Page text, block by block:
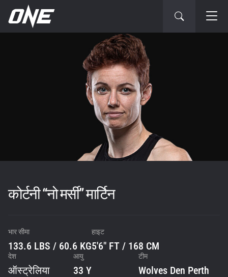
कोर्टनी “नो मर्सी” मार्टिन
भार सीमा
133.6 LBS / 60.6 KG
हाइट
5'6" FT / 168 CM
देश
ऑस्ट्रेलिया
आयु
33 Y
टीम
Wolves Den Perth